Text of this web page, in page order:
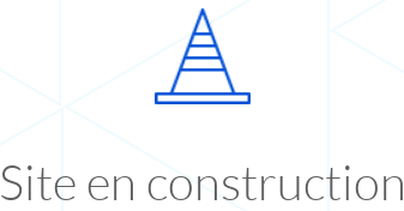
Site en construction